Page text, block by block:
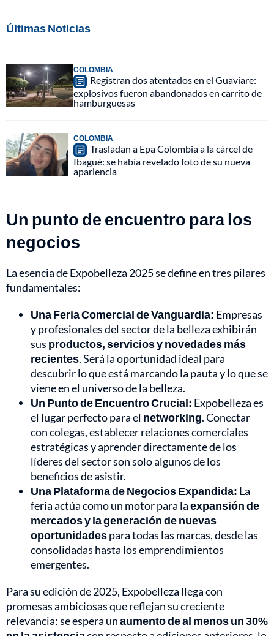
Últimas Noticias
COLOMBIA
Registran dos atentados en el Guaviare:
explosivos fueron abandonados en carrito de
hamburguesas
COLOMBIA
Trasladan a Epa Colombia a la cárcel de
Ibagué: se había revelado foto de su nueva
apariencia
Un punto de encuentro para los
negocios
La esencia de Expobelleza 2025 se define en tres pilares
fundamentales:
Una Feria Comercial de Vanguardia: Empresas
y profesionales del sector de la belleza exhibirán
sus productos, servicios y novedades más
recientes. Será la oportunidad ideal para
descubrir lo que está marcando la pauta y lo que se
viene en el universo de la belleza.
Un Punto de Encuentro Crucial: Expobelleza es
el lugar perfecto para el networking. Conectar
con colegas, establecer relaciones comerciales
estratégicas y aprender directamente de los
líderes del sector son solo algunos de los
beneficios de asistir.
Una Plataforma de Negocios Expandida: La
feria actúa como un motor para laexpansión de
mercados y la generación de nuevas
oportunidadespara todas las marcas, desde las
consolidadas hasta los emprendimientos
emergentes.
Para su edición de 2025, Expobelleza llega con
promesas ambiciosas que reflejan su creciente
relevancia: se espera unaumento de al menos un 30%